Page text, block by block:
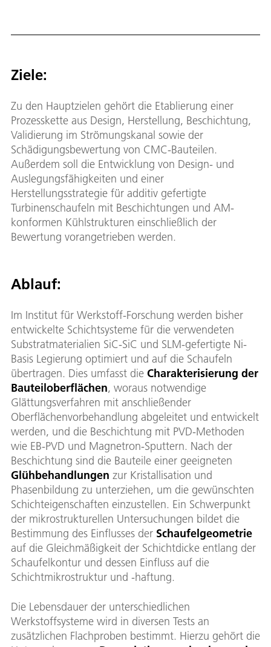
Ziele:
Zu den Hauptzielen gehört die Etablierung einer
Prozesskette aus Design, Herstellung, Beschichtung,
Validierung im Strömungskanal sowie der
Schädigungsbewertung von CMC-Bauteilen.
Außerdem soll die Entwicklung von Design- und
Auslegungsfähigkeiten und einer
Herstellungsstrategie für additiv gefertigte
Turbinenschaufeln mit Beschichtungen und AM-
konformen Kühlstrukturen einschließlich der
Bewertung vorangetrieben werden.
Ablauf:
Im Institut für Werkstoff-Forschung werden bisher
entwickelte Schichtsysteme für die verwendeten
Substratmaterialien SiC-SiC und SLM-gefertigte Ni-
Basis Legierung optimiert und auf die Schaufeln
übertragen. Dies umfasst die Charakterisierung der
Bauteiloberflächen, woraus notwendige
Glättungsverfahren mit anschließender
Oberflächenvorbehandlung abgeleitet und entwickelt
werden, und die Beschichtung mit PVD-Methoden
wie EB-PVD und Magnetron-Sputtern. Nach der
Beschichtung sind die Bauteile einer geeigneten
Glühbehandlungen zur Kristallisation und
Phasenbildung zu unterziehen, um die gewünschten
Schichteigenschaften einzustellen. Ein Schwerpunkt
der mikrostrukturellen Untersuchungen bildet die
Bestimmung des Einflusses der Schaufelgeometrie
auf die Gleichmäßigkeit der Schichtdicke entlang der
Schaufelkontur und dessen Einfluss auf die
Schichtmikrostruktur und -haftung.
Die Lebensdauer der unterschiedlichen
Werkstoffsysteme wird in diversen Tests an
zusätzlichen Flachproben bestimmt. Hierzu gehört die